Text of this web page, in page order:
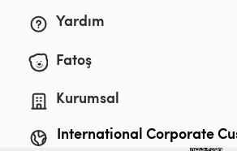
Yardım
Fatoş
Kurumsal
International Corporate